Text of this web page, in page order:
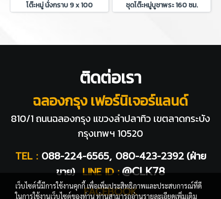
โต๊ะหมู่ นั่งกราบ 9 x 100 ชุดโต๊ะหมู่บูชาพระ 160 ซม.
ติดต่อเรา
ฉลองกรุง เฟอร์นิเจอร์แลนด์
810/1 ถนนฉลองกรุง แขวงลำปลาทิว เขตลาดกระบัง
กรุงเทพฯ 10520
TEL : 088-224-6565, 080-423-2392 (ฝ่าย
ขาย) LINE ID : @CLK78
FACEBOOK
เว็บไซต์นี้มีการใช้งานคุกกี้ เพื่อเพิ่มประสิทธิภาพและประสบการณ์ที่ดี
ในการใช้งานเว็บไซต์ของท่าน ท่านสามารถอ่านรายละเอียดเพิ่มเติม